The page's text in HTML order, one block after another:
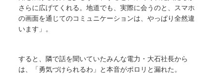
さらに広げてくれる。地道でも、実際に会うのと、スマホ
の画面を通じてのコミュニケーションは、やっぱり全然違
います」。
すると、隣で話を聞いていたみんな電力・大石社長から
は、「勇気づけられるわ」と本音がポロリと漏れた。